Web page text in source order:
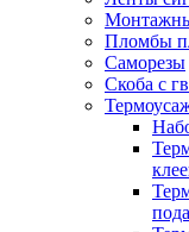
Пломбы
Саморезы
Скоба с